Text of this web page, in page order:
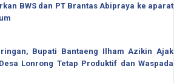
BWS dan PT Brantas Abipraya ke aparat
Bupati Bantaeng Ilham Azikin Ajak
Lonrong Tetap Produktif dan Waspada